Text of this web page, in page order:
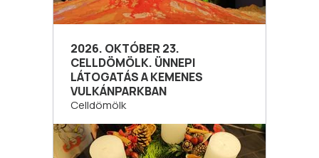
2026. OKTÓBER 23.
CELLDÖMÖLK. ÜNNEPI
LÁTOGATÁS A KEMENES
VULKÁNPARKBAN
Celldömölk